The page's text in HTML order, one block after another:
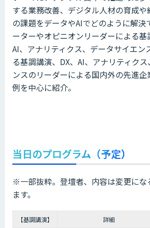
する業務改善、デジタル人材の育成
の課題をデータやAIでどのように解決
ーターやオピニオンリーダーによる基
AI、アナリティクス、データサイエン
る基調講演、DX、AI、アナリティク
ンスのリーダーによる国内外の先進
例を中心に紹介。
当日のプログラム（予定）
※一部抜粋。登壇者、内容は変更にな
ます。
【基調講演】
詳細